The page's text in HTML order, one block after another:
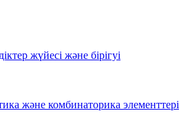
жүйесі және бірігуі
және комбинаторика элементтері